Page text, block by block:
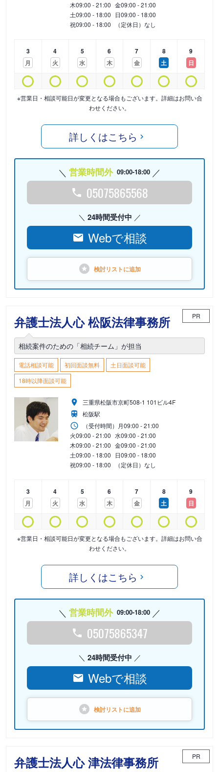
木09:00 - 21:00 金09:00 - 21:00
土09:00 - 18:00 日09:00 - 18:00
祝09:00 - 18:00 （定休日）なし
3
月
4
火
5
水
6
木
7
金
8
土
9
日
※営業日・相談可能日が変更となる場合もございます。詳細はお問い合
わせください。
詳しくはこちら
営業時間外 09:00-18:00
05075865568
24時間受付中
Webで相談
検討リストに追加
弁護士法人心 松阪法律事務所 PR
相続案件のための「相続チーム」が担当
電話相談可能 初回面談無料
土日面談可能
18時以降面談可能
三重県松阪市京町508-1 101ビル4F
松阪駅
（受付時間） 月09:00 - 21:00
火09:00 - 21:00 水09:00 - 21:00
木09:00 - 21:00 金09:00 - 21:00
土09:00 - 18:00 日09:00 - 18:00
祝09:00 - 18:00 （定休日）なし
3
月
4
火
5
水
6
木
7
金
8
土
9
日
※営業日・相談可能日が変更となる場合もございます。詳細はお問い合
わせください。
詳しくはこちら
営業時間外 09:00-18:00
05075865347
24時間受付中
Webで相談
検討リストに追加
弁護士法人心 津法律事務所 PR